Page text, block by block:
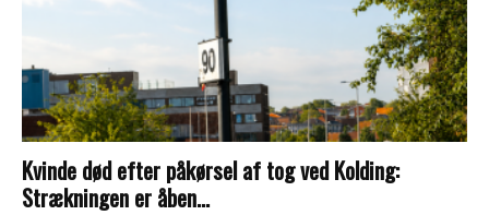
Kvinde død efter påkørsel af tog ved Kolding:
Strækningen er åben...